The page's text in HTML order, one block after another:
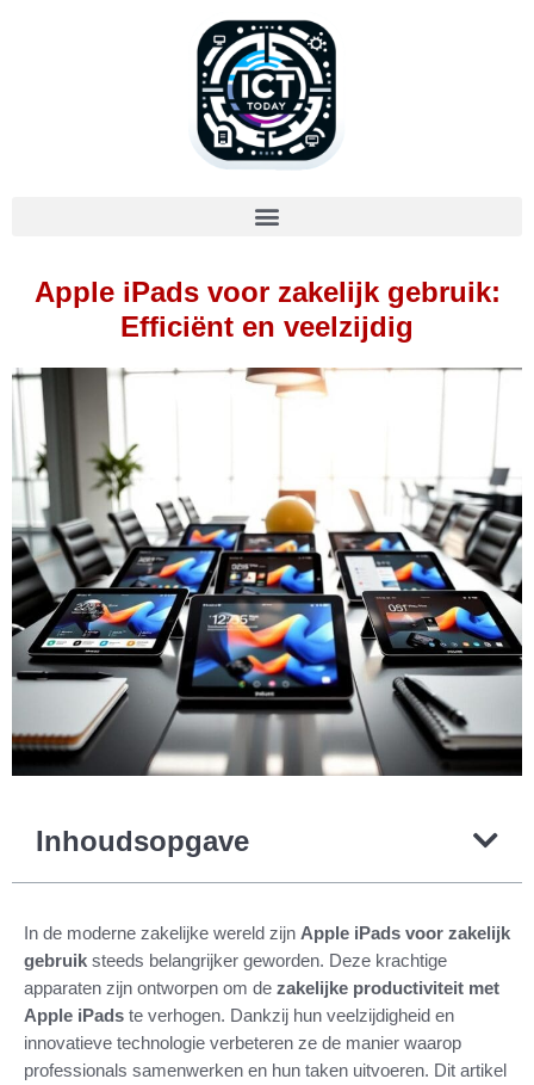
Apple iPads voor zakelijk gebruik:
Efficiënt en veelzijdig
Inhoudsopgave
In de moderne zakelijke wereld zijn Apple iPads voor zakelijk
gebruik steeds belangrijker geworden. Deze krachtige
apparaten zijn ontworpen om de zakelijke productiviteit met
Apple iPads te verhogen. Dankzij hun veelzijdigheid en
innovatieve technologie verbeteren ze de manier waarop
professionals samenwerken en hun taken uitvoeren. Dit artikel